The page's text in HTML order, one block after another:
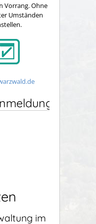
Vorrang. Ohne
Umständen
im